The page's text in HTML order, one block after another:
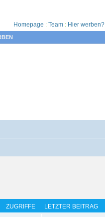
Homepage : Team : Hier werben?
ZUGRIFFE LETZTER BEITRAG